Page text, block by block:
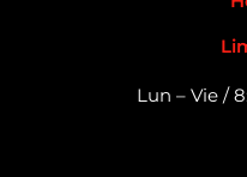
Lun – Vie /